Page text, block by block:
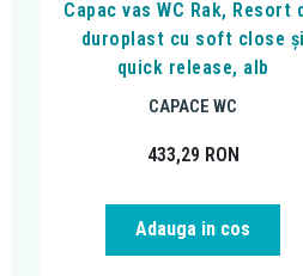
Capac vas WC Rak, Resort
duroplast cu soft close și
quick release, alb
CAPACE WC
433,29 RON
Adauga in cos